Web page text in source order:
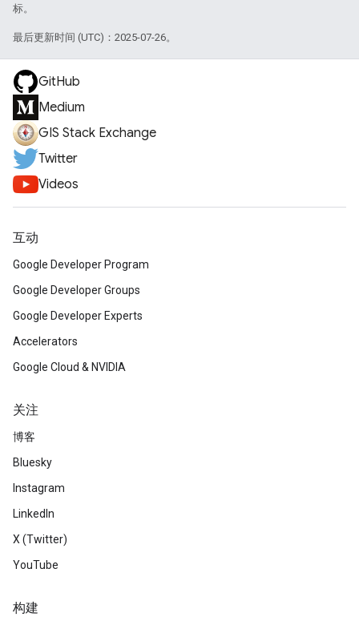
标。
最后更新时间 (UTC)：2025-07-26。
GitHub
Medium
GIS Stack Exchange
Twitter
Videos
互动
Google Developer Program
Google Developer Groups
Google Developer Experts
Accelerators
Google Cloud & NVIDIA
关注
博客
Bluesky
Instagram
LinkedIn
X (Twitter)
YouTube
构建